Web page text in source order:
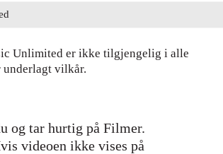
Unlimited er ikke tilgjengelig i alle
underlagt vilkår.
og tar hurtig på Filmer.
videoen ikke vises på